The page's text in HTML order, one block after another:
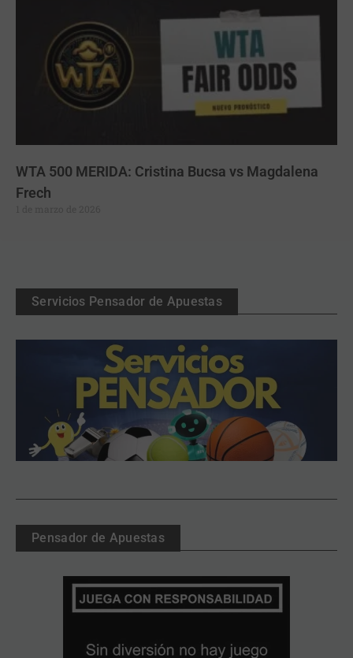
WTA 500 MERIDA: Cristina Bucsa vs Magdalena
Frech
Servicios Pensador de Apuestas
Pensador de Apuestas